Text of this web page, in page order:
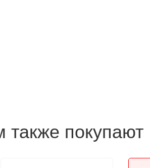
также покупают